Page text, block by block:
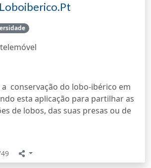
conservação do lobo-ibérico em
esta aplicação para partilhar as
de lobos, das suas presas ou de